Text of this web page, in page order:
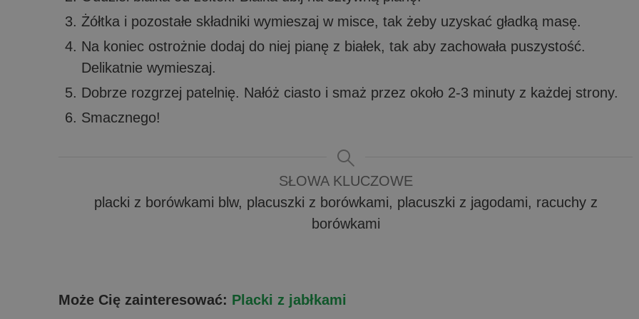
Żółtka i pozostałe składniki wymieszaj w misce, tak żeby uzyskać gładką masę.
Na koniec ostrożnie dodaj do niej pianę z białek, tak aby zachowała puszystość.
Delikatnie wymieszaj.
Dobrze rozgrzej patelnię. Nałóż ciasto i smaż przez około 2-3 minuty z każdej strony.
Smacznego!
SŁOWA KLUCZOWE
placki z borówkami blw, placuszki z borówkami, placuszki z jagodami, racuchy z
borówkami
Może Cię zainteresować: Placki z jabłkami